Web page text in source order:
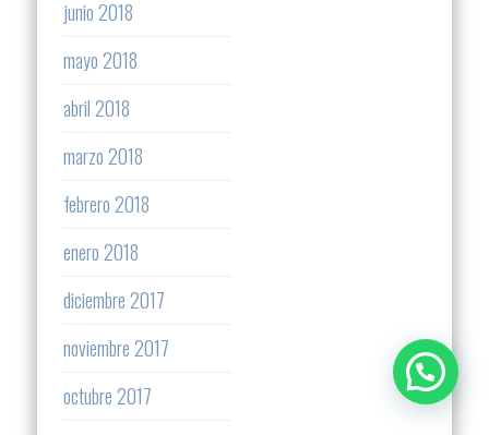
junio 2018
mayo 2018
abril 2018
marzo 2018
febrero 2018
enero 2018
diciembre 2017
noviembre 2017
octubre 2017